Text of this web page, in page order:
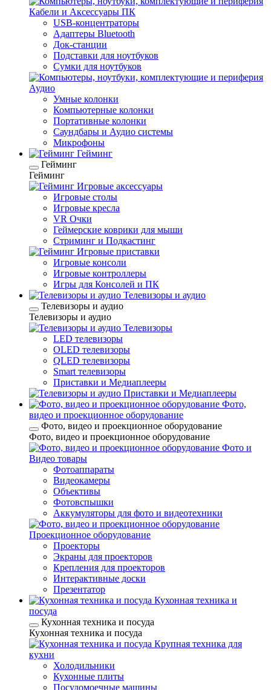
Кабели и Аксессуары ПК
USB-концентраторы
Адаптеры Bluetooth
Док-станции
Подставки для ноутбуков
Сумки для ноутбуков
Аудио
Умные колонки
Компьютерные колонки
Портативные колонки
Саундбары и Аудио системы
Микрофоны
Гейминг
Гейминг
Гейминг
Игровые аксессуары
Игровые столы
Игровые кресла
VR Очки
Геймерские коврики для мыши
Стриминг и Подкастинг
Игровые приставки
Игровые консоли
Игровые контроллеры
Игры для Консолей и ПК
Телевизоры и аудио
Телевизоры и аудио
Телевизоры и аудио
Телевизоры
LED телевизоры
OLED телевизоры
QLED телевизоры
Smart телевизоры
Приставки и Медиаплееры
Приставки и Медиаплееры
Фото,
видео и проекционное оборудование
Фото, видео и проекционное оборудование
Фото, видео и проекционное оборудование
Фото и
Видео товары
Фотоаппараты
Видеокамеры
Объективы
Фотовспышки
Аккумуляторы для фото и видеотехники
Проекционное оборудование
Проекторы
Экраны для проекторов
Крепления для проекторов
Интерактивные доски
Презентатор
Кухонная техника и
посуда
Кухонная техника и посуда
Кухонная техника и посуда
Крупная техника для
кухни
Холодильники
Кухонные плиты
Посудомоечные машины